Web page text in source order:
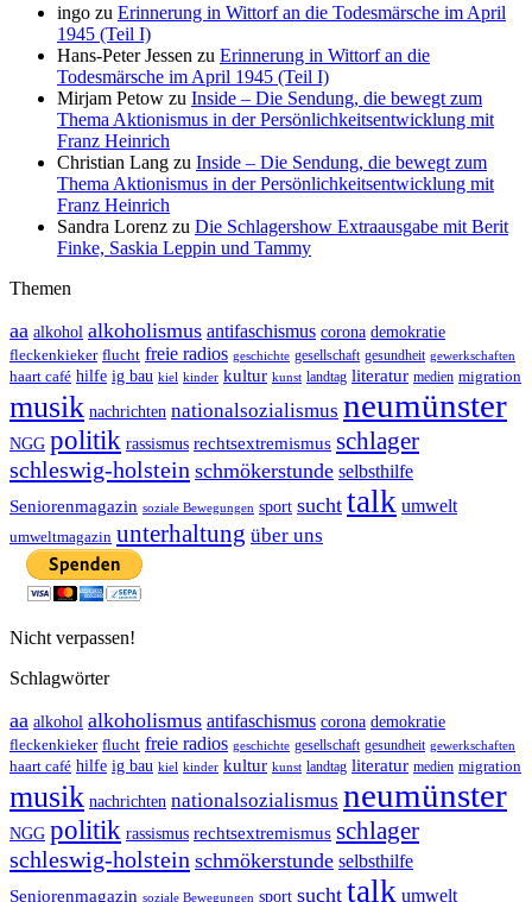
ingo zu Erinnerung in Wittorf an die Todesmärsche im April
1945 (Teil I)
Hans-Peter Jessen zu Erinnerung in Wittorf an die
Todesmärsche im April 1945 (Teil I)
Mirjam Petow zu Inside – Die Sendung, die bewegt zum
Thema Aktionismus in der Persönlichkeitsentwicklung mit
Franz Heinrich
Christian Lang zu Inside – Die Sendung, die bewegt zum
Thema Aktionismus in der Persönlichkeitsentwicklung mit
Franz Heinrich
Sandra Lorenz zu Die Schlagershow Extraausgabe mit Berit
Finke, Saskia Leppin und Tammy
Themen
aa alkohol alkoholismus antifaschismus corona demokratie
fleckenkieker flucht freie radios geschichte gesellschaft gesundheit gewerkschaften
haart café hilfe ig bau kiel kinder kultur kunst landtag literatur medien migration
musik nachrichten nationalsozialismus neumünster
NGG politik rassismus rechtsextremismus schlager
schleswig-holstein schmökerstunde selbsthilfe
Seniorenmagazin soziale Bewegungen sport sucht talk umwelt
umweltmagazin unterhaltung über uns
Nicht verpassen!
Schlagwörter
aa alkohol alkoholismus antifaschismus corona demokratie
fleckenkieker flucht freie radios geschichte gesellschaft gesundheit gewerkschaften
haart café hilfe ig bau kiel kinder kultur kunst landtag literatur medien migration
musik nachrichten nationalsozialismus neumünster
NGG politik rassismus rechtsextremismus schlager
schleswig-holstein schmökerstunde selbsthilfe
Seniorenmagazin soziale Bewegungen sport sucht talk umwelt